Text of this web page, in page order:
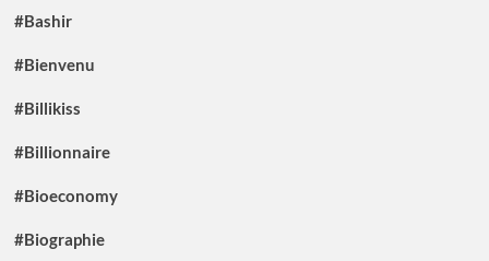
#Bashir
#Bienvenu
#Billikiss
#Billionnaire
#Bioeconomy
#Biographie